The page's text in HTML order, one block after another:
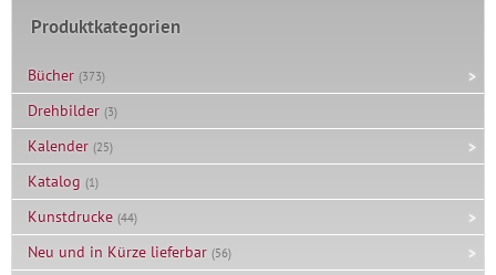
Produktkategorien
Bücher (373)
Drehbilder (3)
Kalender (25)
Katalog (1)
Kunstdrucke (44)
Neu und in Kürze lieferbar (56)